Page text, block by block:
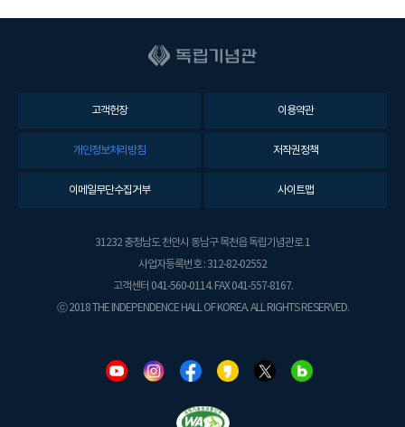
고객헌장 이용약관
개인정보처리방침 저작권정책
이메일무단수집거부 사이트맵
31232 충청남도 천안시 동남구 목천읍 독립기념관로 1
사업자등록번호 : 312-82-02552
고객센터 041-560-0114. FAX 041-557-8167.
ⓒ 2018 THE INDEPENDENCE HALL OF KOREA. ALL RIGHTS RESERVED.